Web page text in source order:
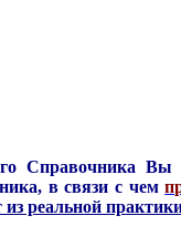
Справочника Вы
в связи с чем
реальной